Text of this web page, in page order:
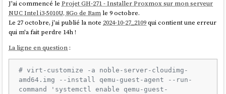
J'ai commencé leProjet GH-271 - Installer Proxmox sur mon serveur
NUC Intel i3-5010U, 8Go de Ramle 9 octobre.
Le 27 octobre, j'ai publié la note 2024-10-27_2109qui contient une erreur
qui m'a fait perdre 14h !
La ligne en question :
# virt-customize -a noble-server-cloudimg-
amd64.img --install qemu-guest-agent --run-
command 'systemctl enable qemu-guest-